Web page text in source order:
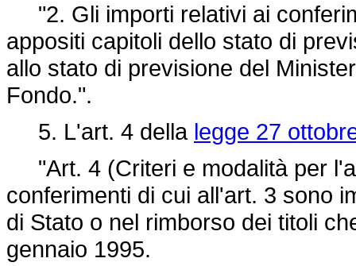
"2. Gli importi relativi ai
appositi capitoli dello stato di
allo stato di previsione del
Fondo.".
5. L'art. 4 della legge 27
"Art. 4 (Criteri e modalità per
conferimenti di cui all'art. 3 sono
di Stato o nel rimborso dei titoli
gennaio 1995.